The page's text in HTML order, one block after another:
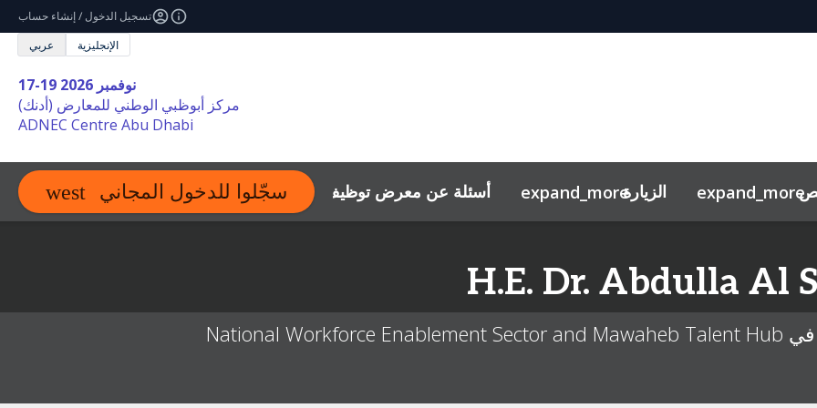
تسجيل الدخول / إنشاء حساب
الإنجليزية
عربي
17-19 نوفمبر 2026
مركز أبوظبي الوطني للمعارض (أدنك)
ADNEC Centre Abu Dhabi
expand_more الزيارةexpand_more أسئلة عن معرض توظيف اتصل المواردexpand_more
سجّلوا للدخول المجاني
H.E. Dr. Abdulla Al